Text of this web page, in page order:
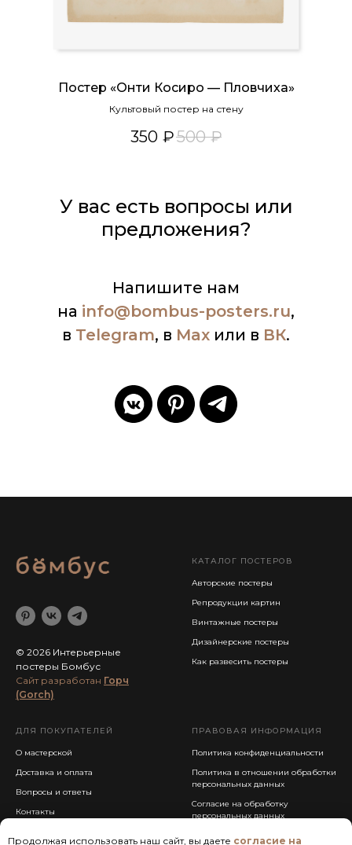
Постер «Онти Косиро — Пловчиха»
Культовый постер на стену
350 ₽500 ₽
Продолжая использовать наш сайт, вы даете согласие на
У вас есть вопросы или
предложения?
Напишите нам
на info@bombus-posters.ru,
в Telegram, в Max или в ВК.
© 2026 Интерьерные
постеры Бомбус
Cайт разработан Горч
(Gorch)
КАТАЛОГ ПОСТЕРОВ
Авторские постеры
Репродукции картин
Винтажные постеры
Дизайнерские постеры
Как развесить постеры
ДЛЯ ПОКУПАТЕЛЕЙ
О мастерской
Доставка и оплата
Вопросы и ответы
Контакты
ПРАВОВАЯ ИНФОРМАЦИЯ
Политика конфиденциальности
Политика в отношении обработки
персональных данных
Согласие на обработку
персональных данных